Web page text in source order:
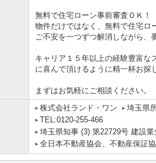
無料で住宅ローン事前審査ＯＫ
物件だけではなく、無料で住宅ロ
ご不安を一つずつ解消しながら、
キャリア１５年以上の経験豊富な
に喜んで頂けるように精一杯お探
まずはお気軽にご相談ください。
株式会社ランド・ワン
埼玉県
TEL:0120-255-466
埼玉県知事 (3) 第22729号 建設
全日本不動産協会、不動産保証